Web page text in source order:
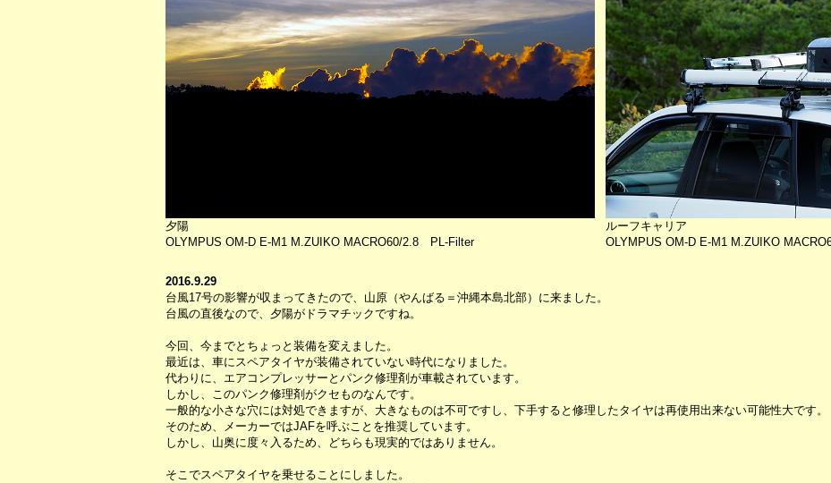
夕陽
OLYMPUS OM-D E-M1 M.ZUIKO MACRO60/2.8 PL-Filter
ルーフキャリア
OLYMPUS OM-D E-M1 M.ZUIKO
2016.9.29
台風17号の影響が収まってきたので、山原（やんばる＝沖縄本島北部）に来ました。
台風の直後なので、夕陽がドラマチックですね。
今回、今までとちょっと装備を変えました。
最近は、車にスペアタイヤが装備されていない時代になりました。
代わりに、エアコンプレッサーとパンク修理剤が車載されています。
しかし、このパンク修理剤がクセものなんです。
一般的な小さな穴には対処できますが、大きなものは不可ですし、下手すると修理したタイヤは再使用出来ない可能性大です。
そのため、メーカーではJAFを呼ぶことを推奨しています。
しかし、山奥に度々入るため、どちらも現実的ではありません。
そこでスペアタイヤを乗せることにしました。